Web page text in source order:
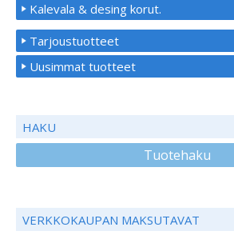
Kalevala & desing korut.
Tarjoustuotteet
Uusimmat tuotteet
HAKU
Tuotehaku
VERKKOKAUPAN MAKSUTAVAT